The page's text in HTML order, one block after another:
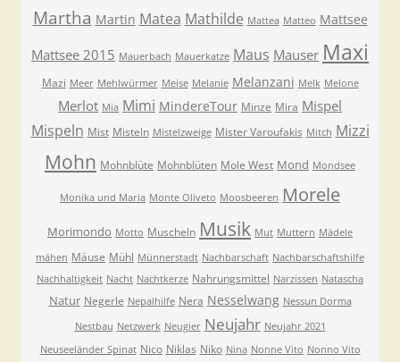
Martha Martin Matea Mathilde Mattea Matteo Mattsee
Mattsee 2015 Mauerbach Mauerkatze Maus Mauser Maxi
Mazi Meer Mehlwürmer Meise Melanie Melanzani Melk Melone
Merlot Mia Mimi MindereTour Minze Mira Mispel
Mispeln Mist Misteln Mistelzweige Mister Varoufakis Mitch Mizzi
Mohn Mohnblüte Mohnblüten Mole West Mond Mondsee
Monika und Maria Monte Oliveto Moosbeeren Morele
Morimondo Motto Muscheln Musik Mut Muttern Mädele
mähen Mäuse Mühl Münnerstadt Nachbarschaft Nachbarschaftshilfe
Nachhaltigkeit Nacht Nachtkerze Nahrungsmittel Narzissen Natascha
Natur Negerle Nepalhilfe Nera Nesselwang Nessun Dorma
Nestbau Netzwerk Neugier Neujahr Neujahr 2021
Neuseeländer Spinat Nico Niklas Niko Nina Nonne Vito Nonno Vito